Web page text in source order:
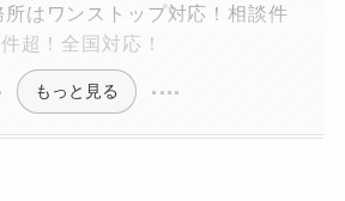
所はワンストップ対応！相談件
超！全国対応！
もっと見る